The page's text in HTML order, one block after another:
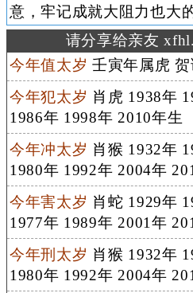
意，牢记成就大阻力也大
请分享给亲友
今年值太岁 壬寅年属虎
今年犯太岁 肖虎 1938年
1986年 1998年 2010年生
今年冲太岁 肖猴 1932年
1980年 1992年 2004年
今年害太岁 肖蛇 1929年
1977年 1989年 2001年
今年刑太岁 肖猴 1932年
1980年 1992年 2004年